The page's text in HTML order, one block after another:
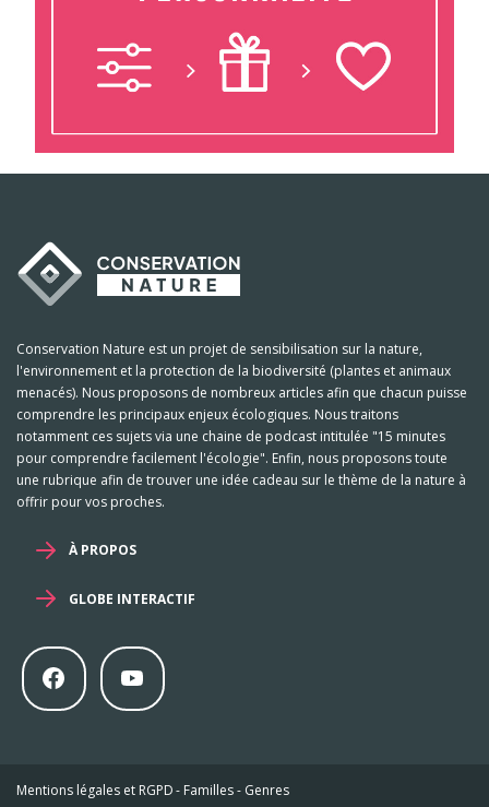
Conservation Nature est un projet de sensibilisation sur la nature,
l'environnement et la protection de la biodiversité (plantes et animaux
menacés). Nous proposons de nombreux articles afin que chacun puisse
comprendre les principaux enjeux écologiques. Nous traitons
notamment ces sujets via une chaine de podcast intitulée "15 minutes
pour comprendre facilement l'écologie". Enfin, nous proposons toute
une rubrique afin de trouver une idée cadeau sur le thème de la nature à
offrir pour vos proches.
À PROPOS
GLOBE INTERACTIF
Mentions légales et RGPD- Familles- Genres